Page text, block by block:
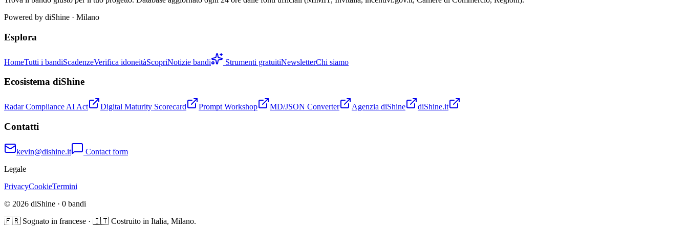
Powered by diShine · Milano
Esplora
HomeTutti i bandiScadenzeVerifica idoneitàScopriNotizie bandi Strumenti gratuitiNewsletterChi siamo
Ecosistema diShine
Radar Compliance AI Act Digital Maturity Scorecard Prompt Workshop MD/JSON Converter Agenzia diShine diShine.it
Contatti
kevin@dishine.it
Contact form
Legale
PrivacyCookieTermini
© 2026 diShine · 0 bandi
🇫🇷 Sognato in francese · 🇮🇹 Costruito in Italia, Milano.